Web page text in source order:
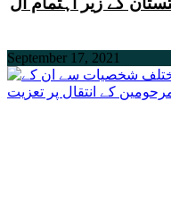
September 17, 2021